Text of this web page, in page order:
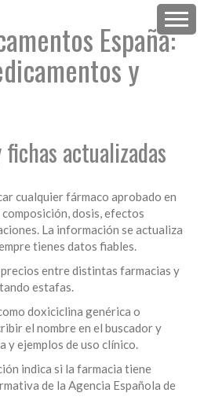
España:
y
actualizadas
cualquier fármaco aprobado en
dosis, efectos
La información se actualiza
tienes datos fiables.
precios entre distintas farmacias y
estafas.
doxiciclina genérica o
el nombre en el buscador y
y ejemplos de uso clínico.
indica si la farmacia tiene
de la Agencia Española de